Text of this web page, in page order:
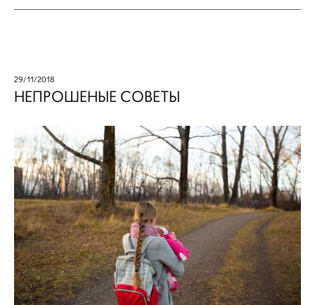
29/11/2018
НЕПРОШЕНЫЕ СОВЕТЫ